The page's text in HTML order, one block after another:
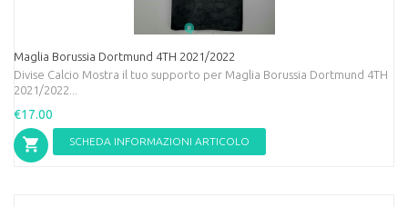
Maglia Borussia Dortmund 4TH 2021/2022
Divise Calcio Mostra il tuo supporto per Maglia Borussia Dortmund 4TH
2021/2022...
€17.00
SCHEDA INFORMAZIONI ARTICOLO